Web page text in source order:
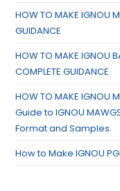
HOW TO MAKE IGNOU
GUIDANCE
HOW TO MAKE IGNOU
COMPLETE GUIDANCE
HOW TO MAKE IGNOU
Guide to IGNOU
Format and Samples
How to Make IGNOU